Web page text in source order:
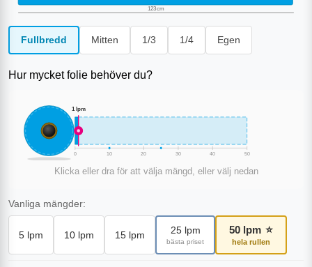
123cm
Fullbredd Mitten 1/3 1/4 Egen
Hur mycket folie behöver du?
1lpm
0 10 20 30 40 50
Klicka eller dra för att välja mängd, eller välj nedan
Vanliga mängder:
5 lpm 10 lpm 15 lpm 25lpm
bästa priset
50 lpm ⭐
hela rullen